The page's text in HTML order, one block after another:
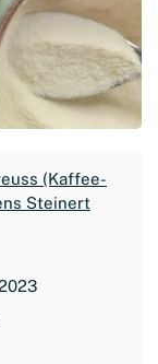
(Kaffee-
Steinert